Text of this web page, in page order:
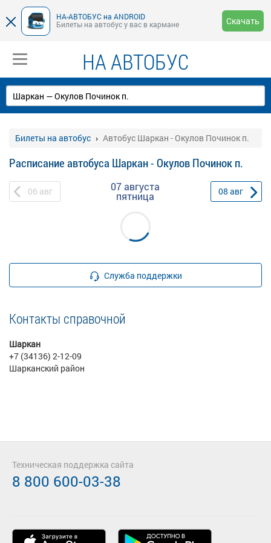
НА-АВТОБУС на ANDROID
Билеты на автобус у вас в кармане
Скачать
НА АВТОБУС
Билеты на автобус Автобус Шаркан - Окулов Починок п.
Расписание автобуса Шаркан - Окулов Починок п.
06 авг 07 августа
пятница 08 авг
Служба поддержки
Контакты справочной
Шаркан
+7 (34136) 2-12-09
Шарканский район
Техническая поддержка сайта
8 800 600-03-38